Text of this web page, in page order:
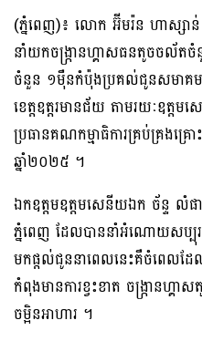
(ភ្នំពេញ)៖ លោក អ៊ីមរ៉ន ហាស្សា
នាំយកចង្ក្រានហ្គាសធនតូចចល័ត
ចំនួន ១ម៉ឺនកំប៉ុងប្រគល់ជូនសមាគ
ខេត្ដឧត្ដរមានជ័យ តាមរយៈឧត្ដ
ប្រធានគណកម្មាធិការគ្រប់គ្រងគ្
ឆ្នាំ២០២៥ ។
ឯកឧត្តមឧត្ដមសេនីយឯក ច័ន្ទ លំផ
ភ្នំពេញ ដែលបាននាំអំណោយសប្បុ
មកផ្តល់ជូននាពេលនេះគឺចំពេលដែ
កំពុងមានការខ្វះខាត ចង្ក្រាន
ចម្អិនអាហារ ។